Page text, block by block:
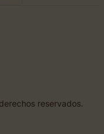
reservados.